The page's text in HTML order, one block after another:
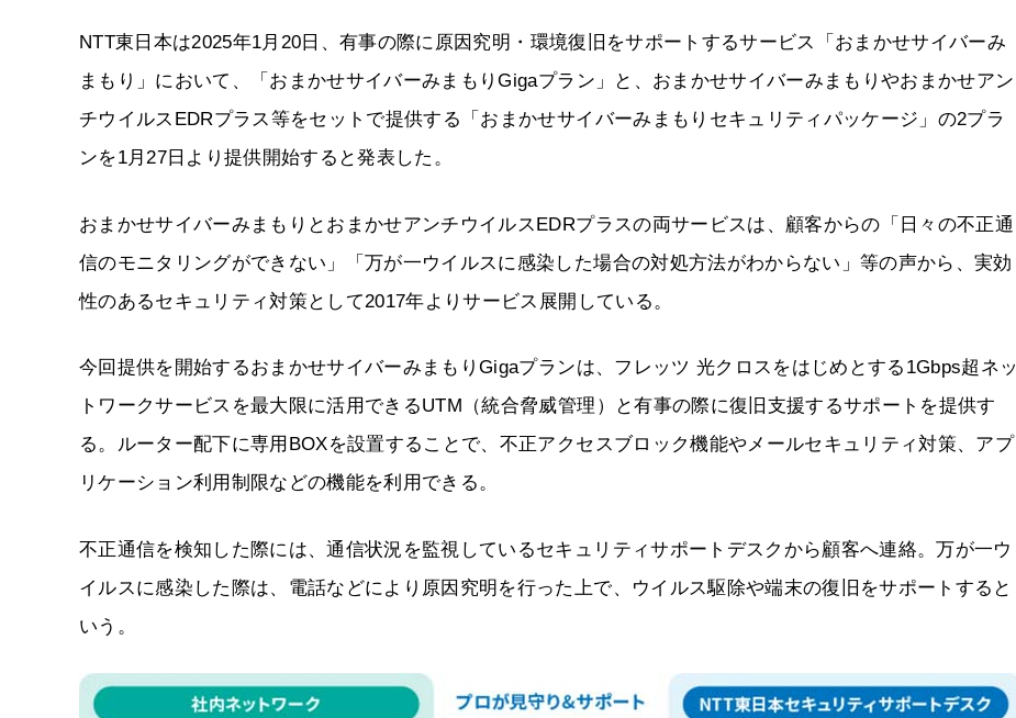
NTT東日本は2025年1月20日、有事の際に原因究明・環境復旧をサポートするサービス「おまかせサイバーみ
まもり」において、「おまかせサイバーみまもりGigaプラン」と、おまかせサイバーみまもりやおまかせアン
チウイルスEDRプラス等をセットで提供する「おまかせサイバーみまもりセキュリティパッケージ」の2プラ
ンを1月27日より提供開始すると発表した。
おまかせサイバーみまもりとおまかせアンチウイルスEDRプラスの両サービスは、顧客からの「日々の不正通
信のモニタリングができない」「万が一ウイルスに感染した場合の対処方法がわからない」等の声から、実効
性のあるセキュリティ対策として2017年よりサービス展開している。
今回提供を開始するおまかせサイバーみまもりGigaプランは、フレッツ 光クロスをはじめとする1Gbps超ネッ
トワークサービスを最大限に活用できるUTM（統合脅威管理）と有事の際に復旧支援するサポートを提供す
る。ルーター配下に専用BOXを設置することで、不正アクセスブロック機能やメールセキュリティ対策、アプ
リケーション利用制限などの機能を利用できる。
不正通信を検知した際には、通信状況を監視しているセキュリティサポートデスクから顧客へ連絡。万が一ウ
イルスに感染した際は、電話などにより原因究明を行った上で、ウイルス駆除や端末の復旧をサポートすると
いう。